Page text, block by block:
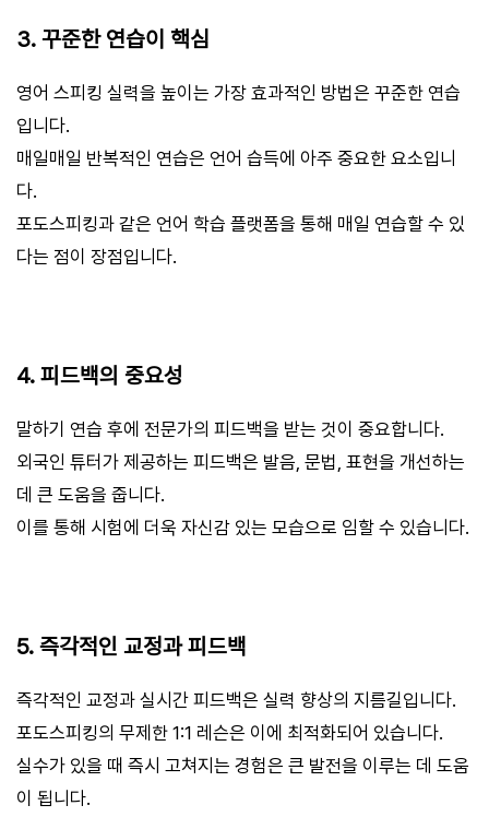
3. 꾸준한 연습이 핵심
영어 스피킹 실력을 높이는 가장 효과적인 방법은 꾸준한 연습
입니다.
매일매일 반복적인 연습은 언어 습득에 아주 중요한 요소입니
다.
포도스피킹과 같은 언어 학습 플랫폼을 통해 매일 연습할 수 있
다는 점이 장점입니다.
4. 피드백의 중요성
말하기 연습 후에 전문가의 피드백을 받는 것이 중요합니다.
외국인 튜터가 제공하는 피드백은 발음, 문법, 표현을 개선하는
데 큰 도움을 줍니다.
이를 통해 시험에 더욱 자신감 있는 모습으로 임할 수 있습니다.
5. 즉각적인 교정과 피드백
즉각적인 교정과 실시간 피드백은 실력 향상의 지름길입니다.
포도스피킹의 무제한 1:1 레슨은 이에 최적화되어 있습니다.
실수가 있을 때 즉시 고쳐지는 경험은 큰 발전을 이루는 데 도움
이 됩니다.